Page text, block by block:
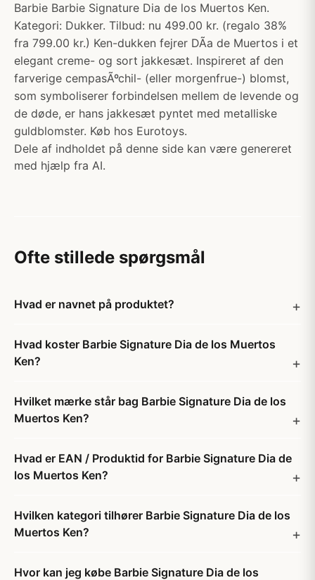
Barbie Barbie Signature Dia de los Muertos Ken.
Kategori: Dukker. Tilbud: nu 499.00 kr. (regalo 38%
fra 799.00 kr.) Ken-dukken fejrer DÃ­a de Muertos i et
elegant creme- og sort jakkesæt. Inspireret af den
farverige cempasÃºchil- (eller morgenfrue-) blomst,
som symboliserer forbindelsen mellem de levende og
de døde, er hans jakkesæt pyntet med metalliske
guldblomster. Køb hos Eurotoys.
Dele af indholdet på denne side kan være genereret
med hjælp fra AI.
Ofte stillede spørgsmål
Hvad er navnet på produktet?
Hvad koster Barbie Signature Dia de los Muertos
Ken?
Hvilket mærke står bag Barbie Signature Dia de los
Muertos Ken?
Hvad er EAN / Produktid for Barbie Signature Dia de
los Muertos Ken?
Hvilken kategori tilhører Barbie Signature Dia de los
Muertos Ken?
Hvor kan jeg købe Barbie Signature Dia de los